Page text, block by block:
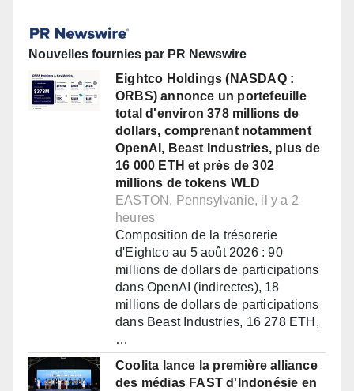
Nouvelles fournies par PR Newswire
Eightco Holdings (NASDAQ :
ORBS) annonce un portefeuille
total d'environ 378 millions de
dollars, comprenant notamment
OpenAI, Beast Industries, plus de
16 000 ETH et près de 302
millions de tokens WLD
EASTON, Pennsylvanie, il y a 2
heures
Composition de la trésorerie
d'Eightco au 5 août 2026 : 90
millions de dollars de participations
dans OpenAI (indirectes), 18
millions de dollars de participations
dans Beast Industries, 16 278 ETH,
…
Coolita lance la première alliance
des médias FAST d'Indonésie en